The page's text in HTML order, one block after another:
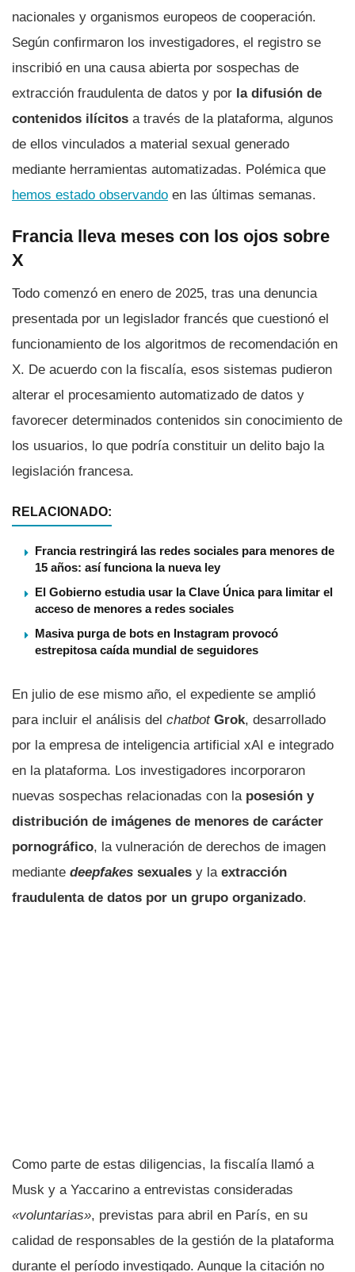
nacionales y organismos europeos de cooperación.
Según confirmaron los investigadores, el registro se
inscribió en una causa abierta por sospechas de
extracción fraudulenta de datos y por la difusión de
contenidos ilícitos a través de la plataforma, algunos
de ellos vinculados a material sexual generado
mediante herramientas automatizadas. Polémica que
hemos estado observando en las últimas semanas.
Francia lleva meses con los ojos sobre
X
Todo comenzó en enero de 2025, tras una denuncia
presentada por un legislador francés que cuestionó el
funcionamiento de los algoritmos de recomendación en
X. De acuerdo con la fiscalía, esos sistemas pudieron
alterar el procesamiento automatizado de datos y
favorecer determinados contenidos sin conocimiento de
los usuarios, lo que podría constituir un delito bajo la
legislación francesa.
RELACIONADO:
Francia restringirá las redes sociales para menores de
15 años: así funciona la nueva ley
El Gobierno estudia usar la Clave Única para limitar el
acceso de menores a redes sociales
Masiva purga de bots en Instagram provocó
estrepitosa caída mundial de seguidores
En julio de ese mismo año, el expediente se amplió
para incluir el análisis del chatbot Grok, desarrollado
por la empresa de inteligencia artificial xAI e integrado
en la plataforma. Los investigadores incorporaron
nuevas sospechas relacionadas con la posesión y
distribución de imágenes de menores de carácter
pornográfico, la vulneración de derechos de imagen
mediante deepfakes sexuales y la extracción
fraudulenta de datos por un grupo organizado.
Como parte de estas diligencias, la fiscalía llamó a
Musk y a Yaccarino a entrevistas consideradas
«voluntarias», previstas para abril en París, en su
calidad de responsables de la gestión de la plataforma
durante el período investigado. Aunque la citación no